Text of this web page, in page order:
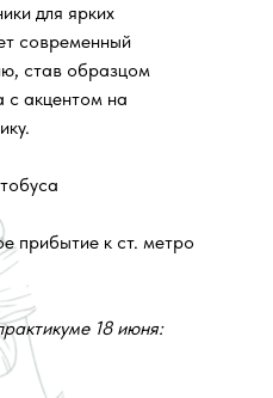
для ярких
современный
став образцом
с акцентом на
прибытие к ст. метро
18 июня: